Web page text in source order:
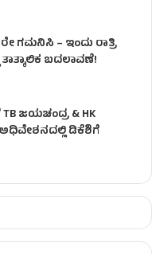
ಗಮನಿಸಿ – ಇಂದು ರಾತ್ರಿ
ಬದಲಾವಣೆ!
ಜಯಚಂದ್ರ & HK
ಅಧಿವೇಶನದಲ್ಲಿ ಡಿಕೆಶಿಗೆ